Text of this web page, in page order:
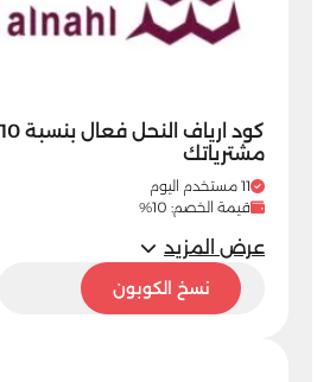
مشترياتك
11 مستخدم اليوم
قيمة الخصم: 10%
عرض المزيد
5smنسخ الكوبون